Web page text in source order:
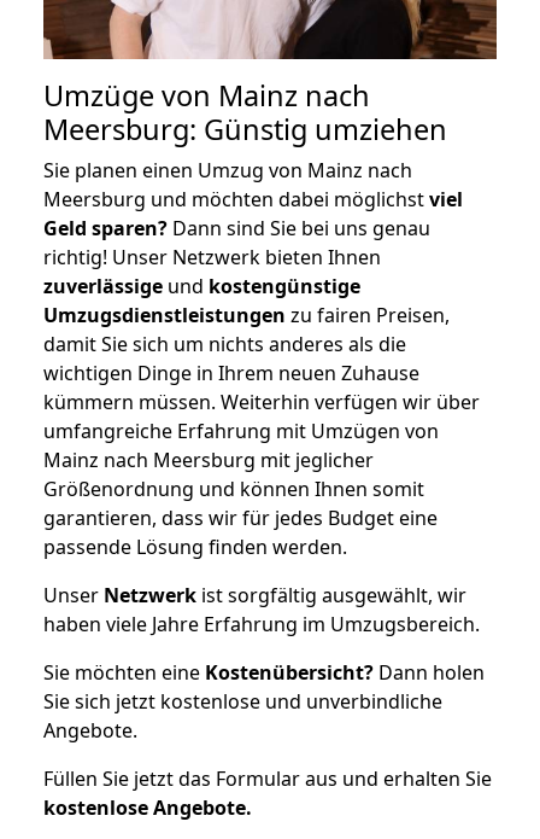
Umzüge von Mainz nach
Meersburg: Günstig umziehen
Sie planen einen Umzug von Mainz nach
Meersburg und möchten dabei möglichstviel
Geld sparen? Dann sind Sie bei uns genau
richtig! Unser Netzwerk bieten Ihnen
zuverlässige und kostengünstige
Umzugsdienstleistungen zu fairen Preisen,
damit Sie sich um nichts anderes als die
wichtigen Dinge in Ihrem neuen Zuhause
kümmern müssen. Weiterhin verfügen wir über
umfangreiche Erfahrung mit Umzügen von
Mainz nach Meersburg mit jeglicher
Größenordnung und können Ihnen somit
garantieren, dass wir für jedes Budget eine
passende Lösung finden werden.
Unser Netzwerk ist sorgfältig ausgewählt, wir
haben viele Jahre Erfahrung im Umzugsbereich.
Sie möchten eine Kostenübersicht? Dann holen
Sie sich jetzt kostenlose und unverbindliche
Angebote.
Füllen Sie jetzt das Formular aus und erhalten Sie
kostenloseAngebote.